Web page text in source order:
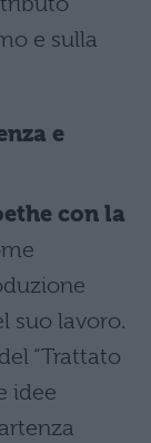
e sulla
e
con la
suo lavoro.
“Trattato
idee